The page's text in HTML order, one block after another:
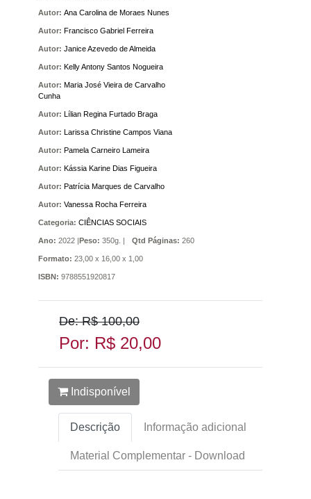
Autor: Ana Carolina de Moraes Nunes
Autor: Francisco Gabriel Ferreira
Autor: Janice Azevedo de Almeida
Autor: Kelly Antony Santos Nogueira
Autor: Maria José Vieira de Carvalho
Cunha
Autor: Lílian Regina Furtado Braga
Autor: Larissa Christine Campos Viana
Autor: Pamela Carneiro Lameira
Autor: Kássia Karine Dias Figueira
Autor: Patrícia Marques de Carvalho
Autor: Vanessa Rocha Ferreira
Categoria: CIÊNCIAS SOCIAIS
Ano: 2022 | Peso: 350g. | Qtd Páginas: 260
Formato: 23,00 x 16,00 x 1,00
ISBN: 9788551920817
De: R$ 100,00
Por: R$ 20,00
Indisponível
Descrição Informação adicional
Material Complementar - Download